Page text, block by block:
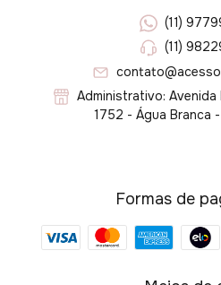
(11)
(11)
Administrativo:
1752 - Água Branca
Formas de